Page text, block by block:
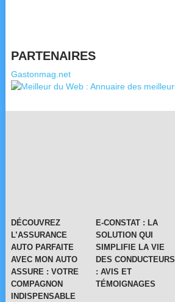
PARTENAIRES
Gastonmag.net
DÉCOUVREZ
L’ASSURANCE
AUTO PARFAITE
AVEC MON AUTO
ASSURE : VOTRE
COMPAGNON
INDISPENSABLE
E-CONSTAT : LA
SOLUTION QUI
SIMPLIFIE LA VIE
DES CONDUCTEURS
: AVIS ET
TÉMOIGNAGES